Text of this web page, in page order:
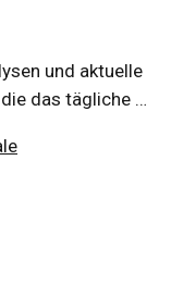
und aktuelle
das tägliche …